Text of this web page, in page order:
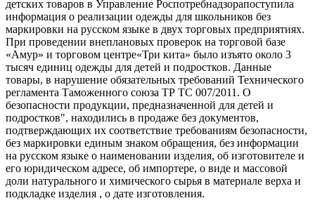
детских товаров в Управление Роспотребнадзорапоступила
информация о реализации одежды для школьников без
маркировки на русском языке в двух торговых предприятиях.
При проведении внеплановых проверок на торговой базе
«Амур» и торговом центре«Три кита» было изъято около 3
тысяч единиц одежды для детей и подростков. Данные
товары, в нарушение обязательных требований Технического
регламента Таможенного союза ТР ТС 007/2011. О
безопасности продукции, предназначенной для детей и
подростков", находились в продаже без документов,
подтверждающих их соответствие требованиям безопасности,
без маркировки единым знаком обращения, без информации
на русском языке о наименовании изделия, об изготовителе и
его юридическом адресе, об импортере, о виде и массовой
доли натурального и химического сырья в материале верха и
подкладке изделия , о дате изготовления.